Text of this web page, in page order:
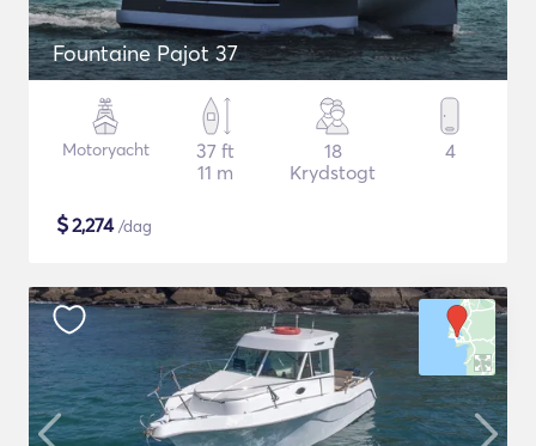
Fountaine Pajot 37
Motoryacht
37 ft
11 m
18
Krydstogt
4
$2,274/dag